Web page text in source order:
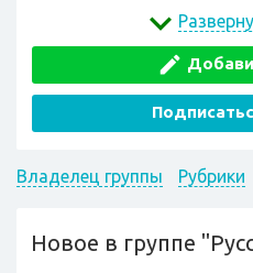
Владелец группы Рубрики
Новое в группе